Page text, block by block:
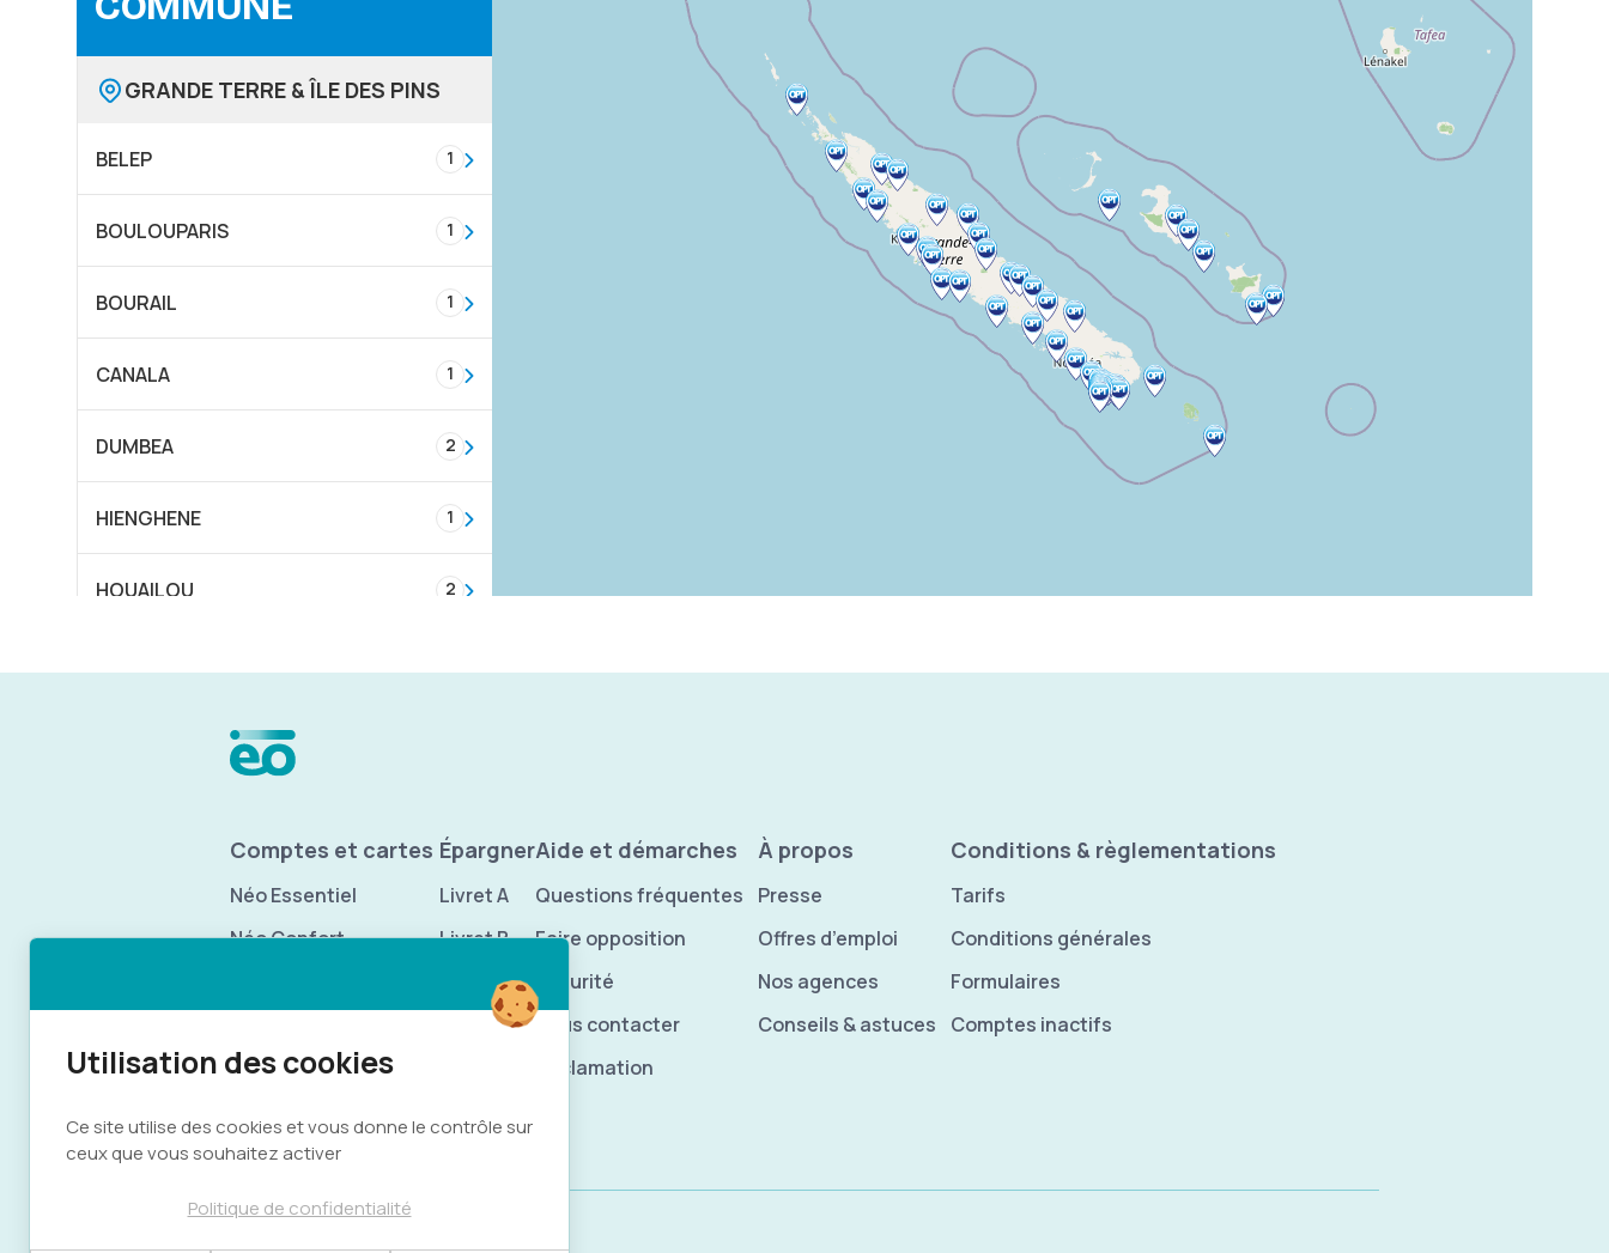
GRANDE TERRE & ÎLE DES PINS
BELEP 1
BOULOUPARIS 1
BOURAIL 1
CANALA 1
DUMBEA 2
HIENGHENE 1
HOUAILOU 2
OUEGOA
Retour à la liste des communes
Retour à la liste des agences
Menu Pied de page
Comptes et cartes
Néo Essentiel
Néo Confort
Offres pro
Épargner
Livret A
Livret B
Aide et démarches
Questions fréquentes
Faire opposition
Sécurité
Nous contacter
Réclamation
À propos
Presse
Offres d’emploi
Nos agences
Conseils & astuces
Conditions & règlementations
Tarifs
Conditions générales
Formulaires
Comptes inactifs
Ce site utilise des cookies et vous donne le contrôle sur
ceux que vous souhaitez activer
Politique de confidentialité